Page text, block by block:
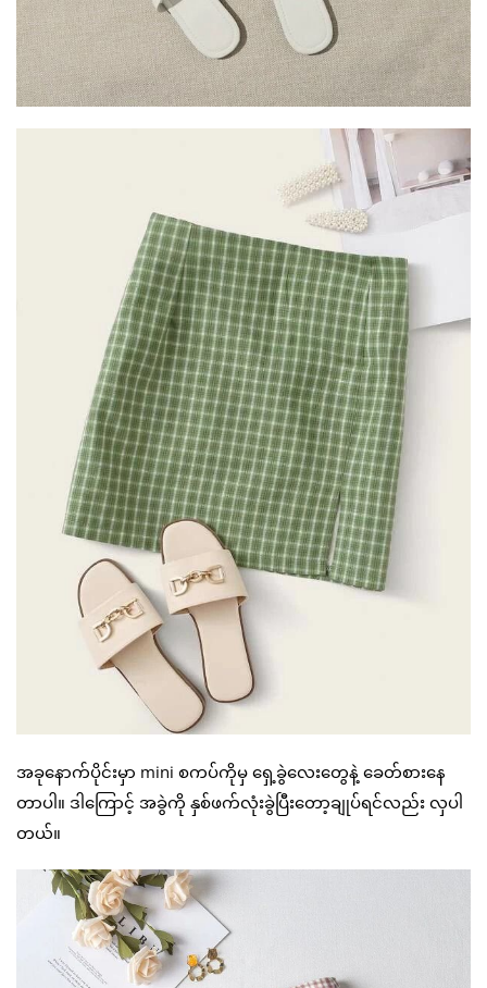
အခုနောက်ပိုင်းမှာ mini စကပ်ကိုမှ ရှေ့ခွဲလေးတွေနဲ့ ခေတ်စားနေ
တာပါ။ ဒါကြောင့် အခွဲကို နှစ်ဖက်လုံးခွဲပြီးတော့ချုပ်ရင်လည်း လှပါ
တယ်။